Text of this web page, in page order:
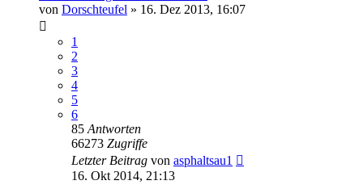
von Dorschteufel » 16. Dez 2013, 16:07
1
2
3
4
5
6
85 Antworten
66273 Zugriffe
Letzter Beitrag von asphaltsau1
16. Okt 2014, 21:13